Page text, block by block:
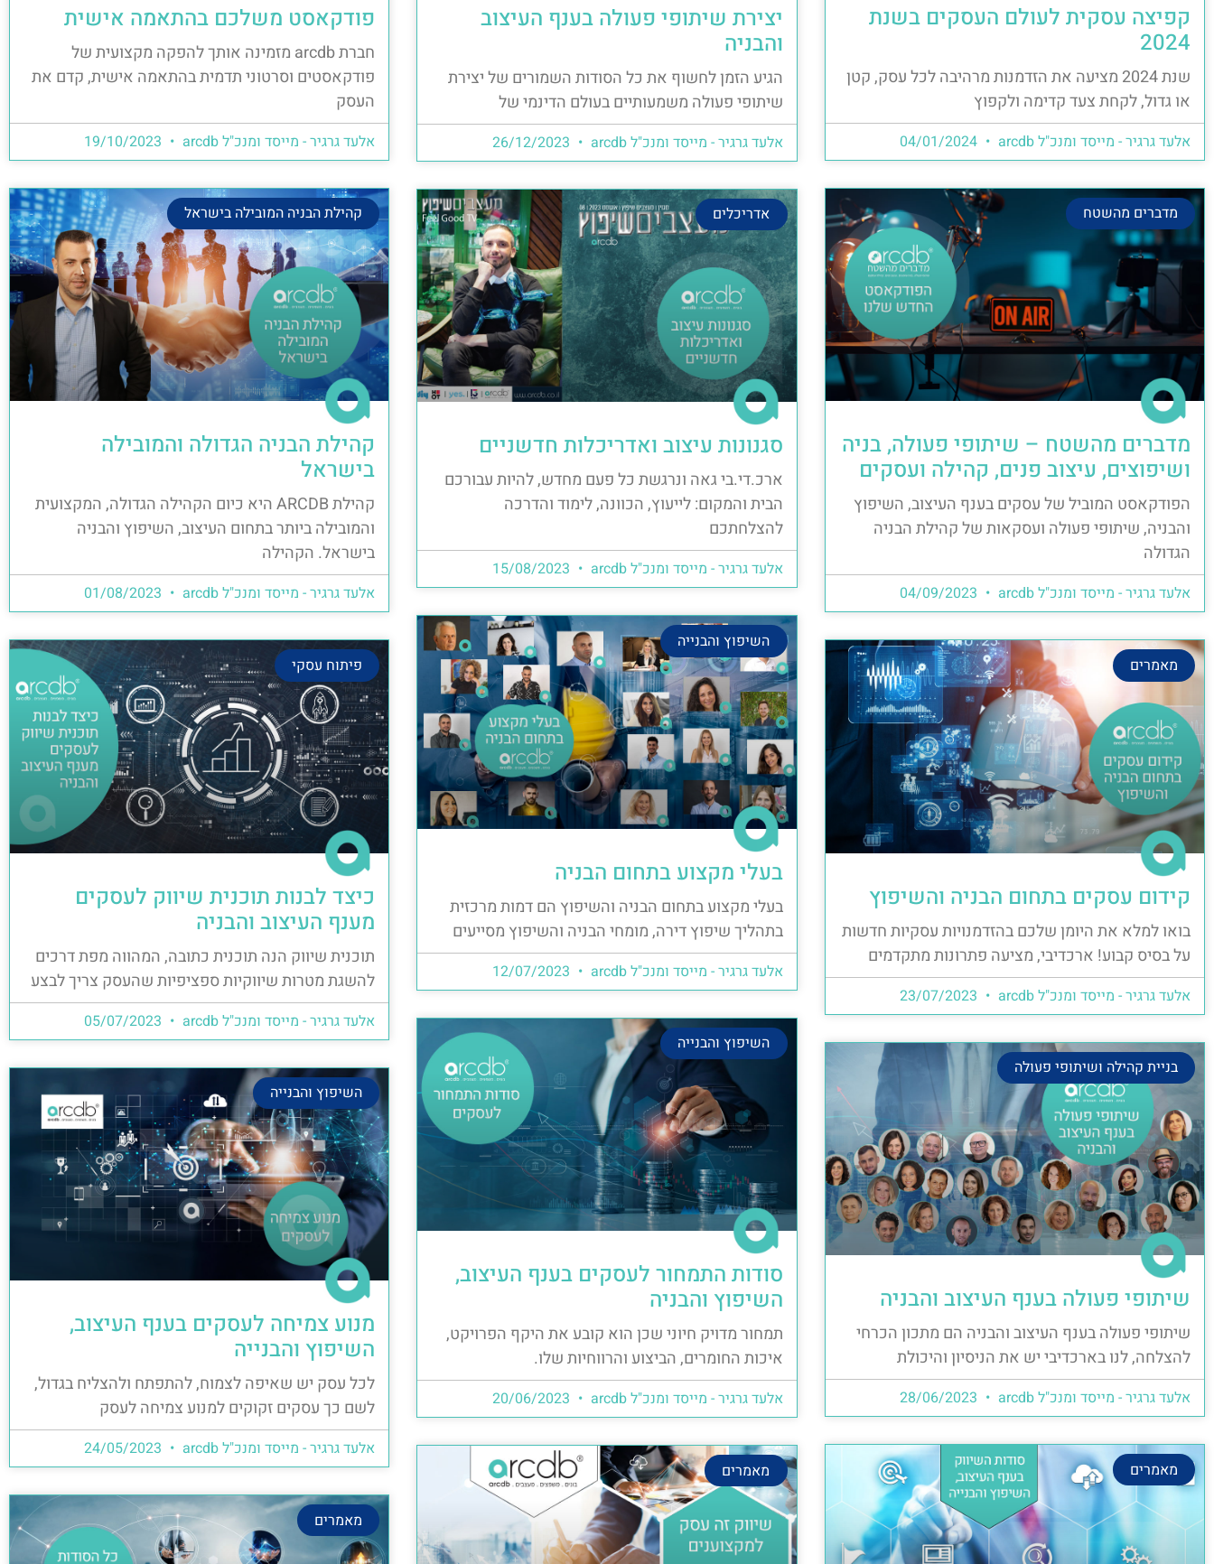
קפיצה עסקית לעולם העסקים בשנת
2024
שנת 2024 מציעה את הזדמנות מרהיבה לכל עסק, קטן
או גדול, לקחת צעד קדימה ולקפוץ
אלעד גרגיר - מייסד ומנכ"ל arcdb
יצירת שיתופי פעולה בענף העיצוב
והבניה
הגיע הזמן לחשוף את כל הסודות השמורים של יצירת
שיתופי פעולה משמעותיים בעולם הדינמי של
אלעד גרגיר - מייסד ומנכ"ל arcdb
פודקאסט משלכם בהתאמה אישית
חברת arcdb מזמינה אותך להפקה מקצועית של
פודקאסטים וסרטוני תדמית בהתאמה אישית, קדם את
העסק
אלעד גרגיר - מייסד ומנכ"ל arcdb
מדברים מהשטח
מדברים מהשטח – שיתופי פעולה, בניה
ושיפוצים, עיצוב פנים, קהילה ועסקים
הפודקאסט המוביל של עסקים בענף העיצוב, השיפוץ
והבניה, שיתופי פעולה ועסקאות של קהילת הבניה
הגדולה
אלעד גרגיר - מייסד ומנכ"ל arcdb
אדריכלים
סגנונות עיצוב ואדריכלות חדשניים
ארכ.די.בי גאה ונרגשת כל פעם מחדש, להיות עבורכם
הבית והמקום: לייעוץ, הכוונה, לימוד והדרכה
להצלחתכם
אלעד גרגיר - מייסד ומנכ"ל arcdb
קהילת הבניה המובילה בישראל
קהילת הבניה הגדולה והמובילה
בישראל
קהילת ARCDB היא כיום הקהילה הגדולה, המקצועית
והמובילה ביותר בתחום העיצוב, השיפוץ והבניה
בישראל. הקהילה
אלעד גרגיר - מייסד ומנכ"ל arcdb
מאמרים
קידום עסקים בתחום הבניה והשיפוץ
בואו למלא את היומן שלכם בהזדמנויות עסקיות חדשות
על בסיס קבוע! ארכדיבי, מציעה פתרונות מתקדמים
אלעד גרגיר - מייסד ומנכ"ל arcdb
השיפוץ והבנייה
בעלי מקצוע בתחום הבניה
בעלי מקצוע בתחום הבניה והשיפוץ הם דמות מרכזית
בתהליך שיפוץ דירה, מומחי הבניה והשיפוץ מסייעים
אלעד גרגיר - מייסד ומנכ"ל arcdb
פיתוח עסקי
כיצד לבנות תוכנית שיווק לעסקים
מענף העיצוב והבניה
תוכנית שיווק הנה תוכנית כתובה, המהווה מפת דרכים
להשגת מטרות שיווקיות ספציפיות שהעסק צריך לבצע
אלעד גרגיר - מייסד ומנכ"ל arcdb
בניית קהילה ושיתופי פעולה
שיתופי פעולה בענף העיצוב והבניה
שיתופי פעולה בענף העיצוב והבניה הם מתכון הכרחי
להצלחה, לנו בארכדיבי יש את הניסיון והיכולת
אלעד גרגיר - מייסד ומנכ"ל arcdb
השיפוץ והבנייה
סודות התמחור לעסקים בענף העיצוב,
השיפוץ והבניה
תמחור מדויק חיוני שכן הוא קובע את היקף הפרויקט,
איכות החומרים, הביצוע והרווחיות שלו.
אלעד גרגיר - מייסד ומנכ"ל arcdb
השיפוץ והבנייה
מנוע צמיחה לעסקים בענף העיצוב,
השיפוץ והבנייה
לכל עסק יש שאיפה לצמוח, להתפתח ולהצליח בגדול,
לשם כך עסקים זקוקים למנוע צמיחה לעסק
אלעד גרגיר - מייסד ומנכ"ל arcdb
מאמרים
מאמרים
מאמרים